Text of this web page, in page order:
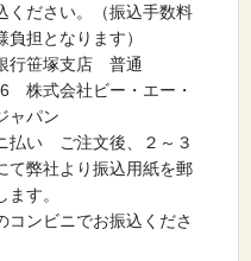
ください。（振込手数料
負担となります）
行笹塚支店 普通
株式会社ビー・エー・
ャパン
払い ご注文後、２～３
て弊社より振込用紙を郵
ます。
コンビニでお振込くださ